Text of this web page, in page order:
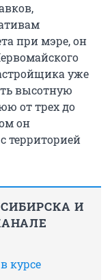
при мэре, он
уже
высотную
от трех до
он
территорией
И
курсе